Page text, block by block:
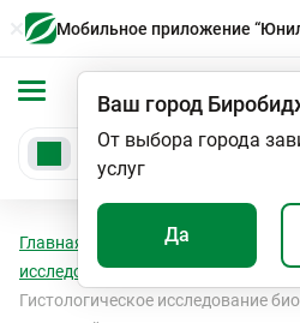
Мобильное приложение
Ваш город
От выбора города
услуг
Да
Главная Анализы
исследования
Гистологическое исследование